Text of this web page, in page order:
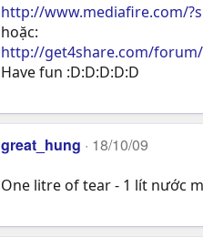
http://www.mediafire.com/
hoặc:
http://get4share.com/
Have fun :D:D:D:D:D
great_hung 18/10/09
One litre of tear - 1 lít nước